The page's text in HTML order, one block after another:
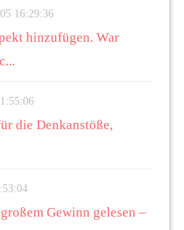
16:29:36
hinzufügen. War
die Denkanstöße,
Gewinn gelesen –